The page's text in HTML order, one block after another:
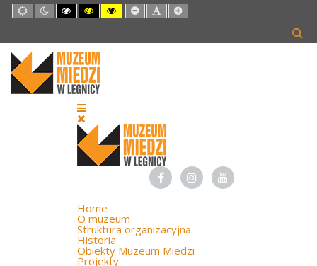
Default
mode
Night
mode
High
Contrast
mode
High
Contrast
mode
High
Contrast
mode
Set
Smaller
Set
Default
Set
Larger
Home
O muzeum
Struktura organizacyjna
Historia
Obiekty Muzeum Miedzi
Projekty